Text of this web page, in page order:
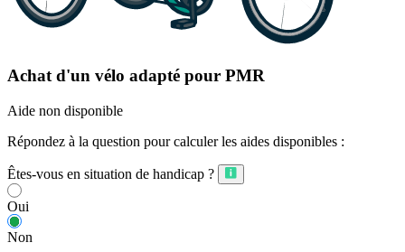
Achat d'un vélo adapté pour PMR
Aide non disponible
Répondez à la question pour calculer les aides disponibles :
Êtes-vous en situation de handicap ?
Oui
Non